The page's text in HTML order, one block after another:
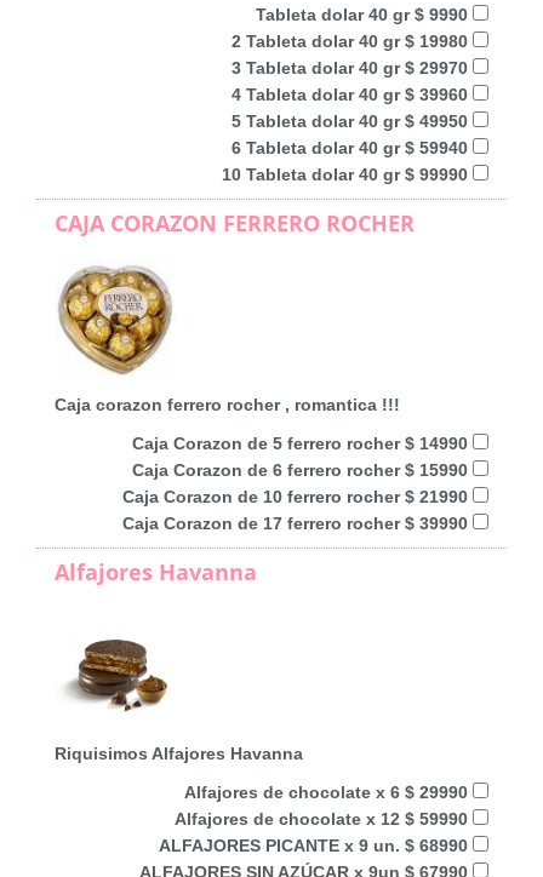
Tableta dolar 40 gr $ 9990
2 Tableta dolar 40 gr $ 19980
3 Tableta dolar 40 gr $ 29970
4 Tableta dolar 40 gr $ 39960
5 Tableta dolar 40 gr $ 49950
6 Tableta dolar 40 gr $ 59940
10 Tableta dolar 40 gr $ 99990
CAJA CORAZON FERRERO ROCHER
Caja corazon ferrero rocher , romantica !!!
Caja Corazon de 5 ferrero rocher $ 14990
Caja Corazon de 6 ferrero rocher $ 15990
Caja Corazon de 10 ferrero rocher $ 21990
Caja Corazon de 17 ferrero rocher $ 39990
Alfajores Havanna
Riquisimos Alfajores Havanna
Alfajores de chocolate x 6 $ 29990
Alfajores de chocolate x 12 $ 59990
ALFAJORES PICANTE x 9 un. $ 68990
ALFAJORES SIN AZÚCAR x 9un $ 67990